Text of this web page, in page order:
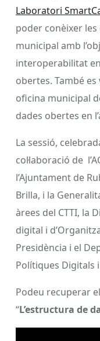
Laboratori
poder conèixer les
municipal amb
interoperabilitat
obertes. També
oficina municipal
dades obertes en
La sessió,
col·laboració de
l’Ajuntament de
Brilla, i la
àrees del CTTI, la
digital i
Presidència i el
Polítiques Digitals
Podeu recuperar
“L’estructura de